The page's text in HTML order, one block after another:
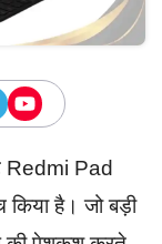
Redmi Pad
है। जो बड़ी